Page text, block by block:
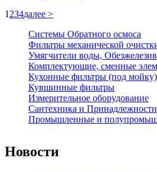
1 234далее >
Системы Обратного осмоса
Фильтры механической
Умягчители воды,
Комплектующие, сменные
Кухонные фильтры (под мойку)
Кувшинные фильтры
Измерительное оборудование
Сантехника и Принадлежности
Промышленные и
Новости